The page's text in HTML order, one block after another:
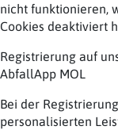
nicht funktionieren,
Cookies deaktiviert
Registrierung auf
AbfallApp MOL
Bei der
personalisierten